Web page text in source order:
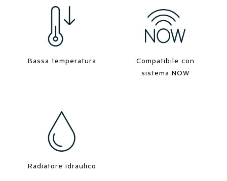
Bassa temperatura
Compatibile con
sistema NOW
Radiatore idraulico